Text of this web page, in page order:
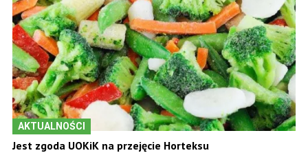
AKTUALNOŚCI
Jest zgoda UOKiK na przejęcie Horteksu